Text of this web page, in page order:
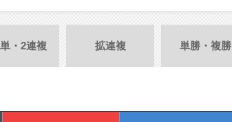
・2連複 拡連複 単勝・複勝